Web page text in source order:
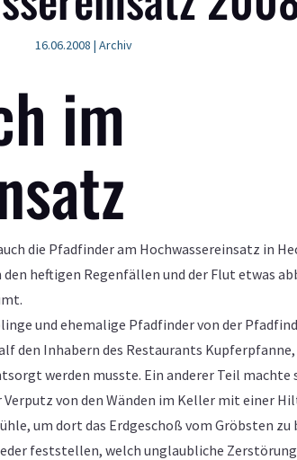
16.06.2008 | Archiv
im
die Pfadfinder am Hochwassereinsatz in
heftigen Regenfällen und der Flut etwas
und ehemalige Pfadfinder von der
den Inhabern des Restaurants
werden musste. Ein anderer Teil machte
von den Wänden im Keller mit einer
um dort das Erdgeschoß vom Gröbsten zu
feststellen, welch unglaubliche